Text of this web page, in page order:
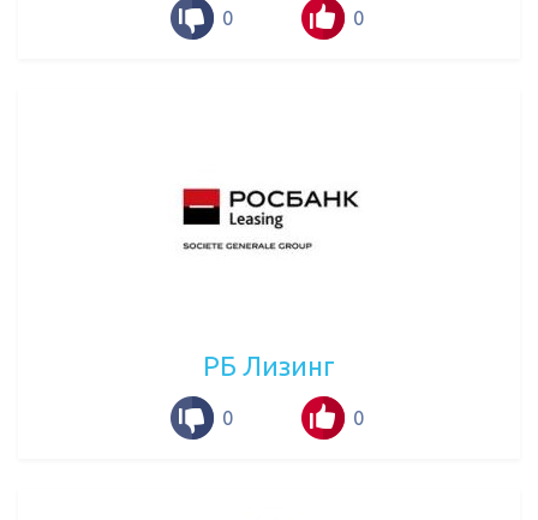
0 0
РБ Лизинг
0 0